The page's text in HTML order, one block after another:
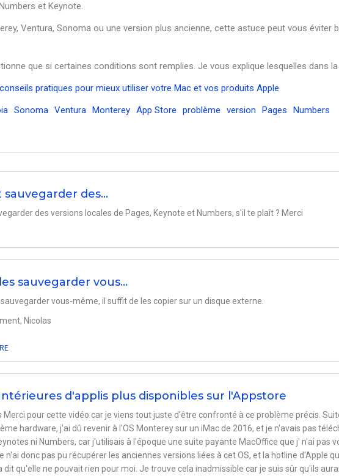
et Keynote.
Ventura, Sonoma ou une version plus ancienne, cette astuce peut vous éviter
que si certaines conditions sont remplies. Je vous explique lesquelles dans la
pratiques pour mieux utiliser votre Mac et vos produits Apple
Sonoma Ventura Monterey App Store problème version Pages
Numbers
sauvegarder des…
des versions locales de Pages, Keynote et Numbers, s'il te plaît ? Merci
sauvegarder vous…
sauvegarder vous-même, il suffit de les copier sur un disque externe.
Nicolas
d'applis plus disponibles sur l'Appstore
Merci pour cette vidéo car je viens tout juste d'être confronté à ce problème précis.
hardware, j'ai dû revenir à l'OS Monterey sur un iMac de 2016, et je n'avais pas
ni Numbers, car j'utilisais à l'époque une suite payante MacOffice que j' n'ai pas
n'ai donc pas pu récupérer les anciennes versions liées à cet OS, et la hotline d'Apple
dit qu'elle ne pouvait rien pour moi. Je trouve cela inadmissible car je suis sûr qu'ils